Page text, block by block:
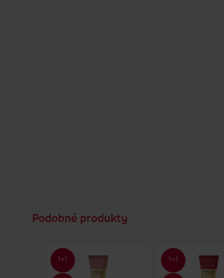
Podobné produkty